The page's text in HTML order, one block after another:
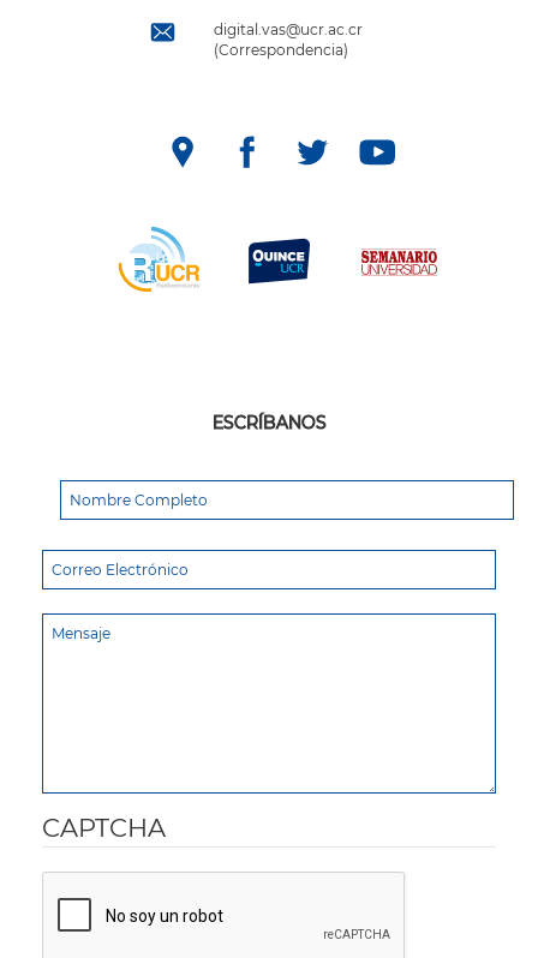
digital.vas@ucr.ac.cr
(Correspondencia)
ESCRÍBANOS
CAPTCHA